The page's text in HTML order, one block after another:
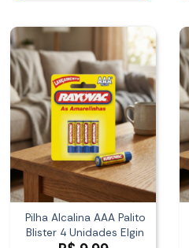
Pilha Alcalina AAA Palito
Blister 4 Unidades Elgin